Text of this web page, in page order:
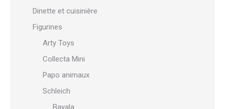
Dinette et cuisinière
Figurines
Arty Toys
Collecta Mini
Papo animaux
Schleich
Bayala